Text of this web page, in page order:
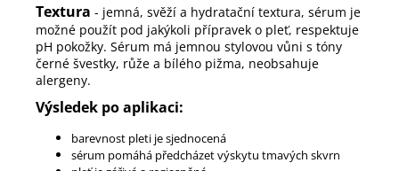
Textura - jemná, svěží a hydratační textura, sérum je
možné použít pod jakýkoli přípravek o pleť, respektuje
pH pokožky. Sérum má jemnou stylovou vůni s tóny
černé švestky, růže a bílého pižma, neobsahuje
alergeny.
Výsledek po aplikaci:
barevnost pleti je sjednocená
sérum pomáhá předcházet výskytu tmavých skvrn